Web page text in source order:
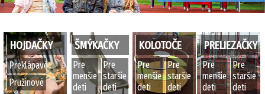
HOJDAČKY
Preklápavé
Pružinové
ŠMÝKAČKY
Pre
menšie
deti
Pre
staršie
deti
KOLOTOČE
Pre
menšie
deti
Pre
staršie
deti
PRELIEZAČKY
Pre
menšie
deti
Pre
staršie
deti